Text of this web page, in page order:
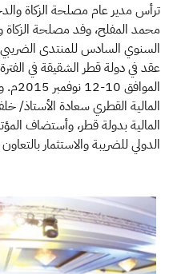
​​​​ترأس مدير عام مصلحة الزكاة
محمد المفلح، وفد مصلحة الزكاة
السنوي السادس للمنتدى
المالية القطري سعادة الأستاذ/
المالية بدولة قطر، وأستضاف
الدولي للضريبة والاستثمار